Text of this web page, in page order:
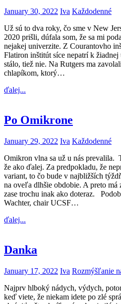
January 30, 2022 Iva Každodenné
Už sú to dva roky, čo sme v New
2020 prišli, dúfala som, že sa mi
nejakej univerzite. Z Courantovho
Flatiron inštitút síce nepatrí k
stálo, tiež nie. Na Rutgers ma
chlapíkom, ktorý…
ďalej...
Po Omikrone
January 29, 2022 Iva Každodenné
Omikron vlna sa už u nás prevalila.
že ako ďalej. Za predpokladu, že
variant, to čo bude v najbližších
na oveľa dlhšie obdobie. A preto
zase trochu inak ako doteraz.
Wachter, chair UCSF…
ďalej...
Danka
January 17, 2022 Iva Rozmýšľanie
Najprv hlboký nádych, výdych,
keď viete, že niekam idete po zlé